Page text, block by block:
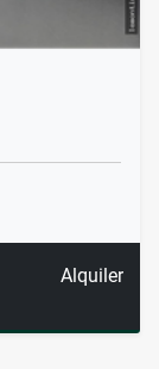
Alquiler